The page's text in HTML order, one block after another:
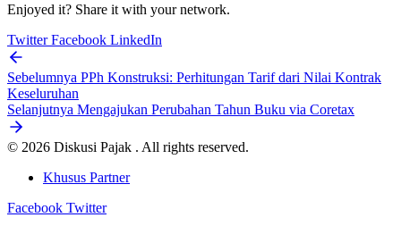
Enjoyed it? Share it with your network.
TwitterFacebook LinkedIn
Sebelumnya PPh Konstruksi: Perhitungan Tarif dari Nilai Kontrak
Keseluruhan
Selanjutnya Mengajukan Perubahan Tahun Buku via Coretax
© 2026 Diskusi Pajak . All rights reserved.
Khusus Partner
Facebook Twitter